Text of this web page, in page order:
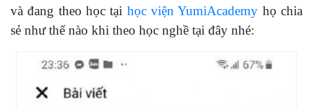
và đang theo học tại học viện YumiAcademy họ chia
sẻ như thế nào khi theo học nghề tại đây nhé: